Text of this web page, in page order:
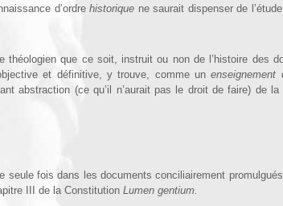
d’ordrehistorique ne saurait dispenser de
théolo­gien que ce soit, instruit ou non de l’histoire des
et définitive, y trouve, comme unenseignement
abstraction (ce qu’il n’aurait pas le droit de faire) de la
seule fois dans les documents conciliairement
III de la Constitution Lumen gentium.